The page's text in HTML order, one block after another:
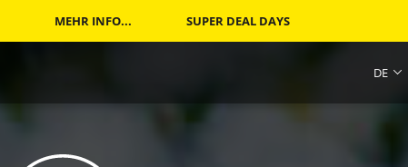
MEHR INFO... SUPER DEAL DAYS
DE